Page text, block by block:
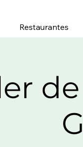
Restaurantes